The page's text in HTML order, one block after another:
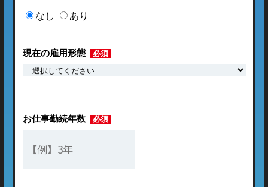
なし あり
現在の雇用形態 必須
お仕事勤続年数 必須